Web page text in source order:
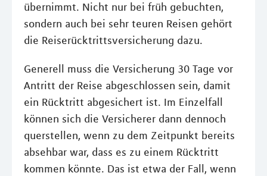
übernimmt. Nicht nur bei früh gebuchten,
sondern auch bei sehr teuren Reisen gehört
die Reiserücktrittsversicherung dazu.
Generell muss die Versicherung 30 Tage vor
Antritt der Reise abgeschlossen sein, damit
ein Rücktritt abgesichert ist. Im Einzelfall
können sich die Versicherer dann dennoch
querstellen, wenn zu dem Zeitpunkt bereits
absehbar war, dass es zu einem Rücktritt
kommen könnte. Das ist etwa der Fall, wenn